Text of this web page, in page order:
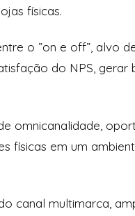
físicas.
o ”on e off”, alvo
do NPS, gerar
omnicanalidade,
físicas em um
canal multimarca,